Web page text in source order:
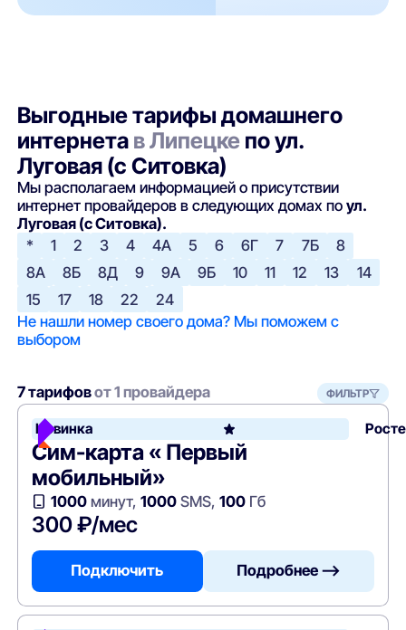
Выгодные тарифы домашнего
интернета в Липецке по ул.
Луговая (с Ситовка)
Мы располагаем информацией о присутствии
интернет провайдеров в следующих домах поул.
Луговая (с Ситовка).
*
1 2 3 4 4А 5 6 6Г 7 7Б
8
8А
8Б 8Д 9 9А 9Б 10 11 12 13
14
15
17 18 22
24
Не нашли номер своего дома? Мы поможем с
выбором
7 тарифовот 1 провайдера ФИЛЬТР
Новинка
Сим-карта « Первый
мобильный»
1000минут, 1000SMS, 100Гб
300 ₽/мес
Подключить Подробнее —>